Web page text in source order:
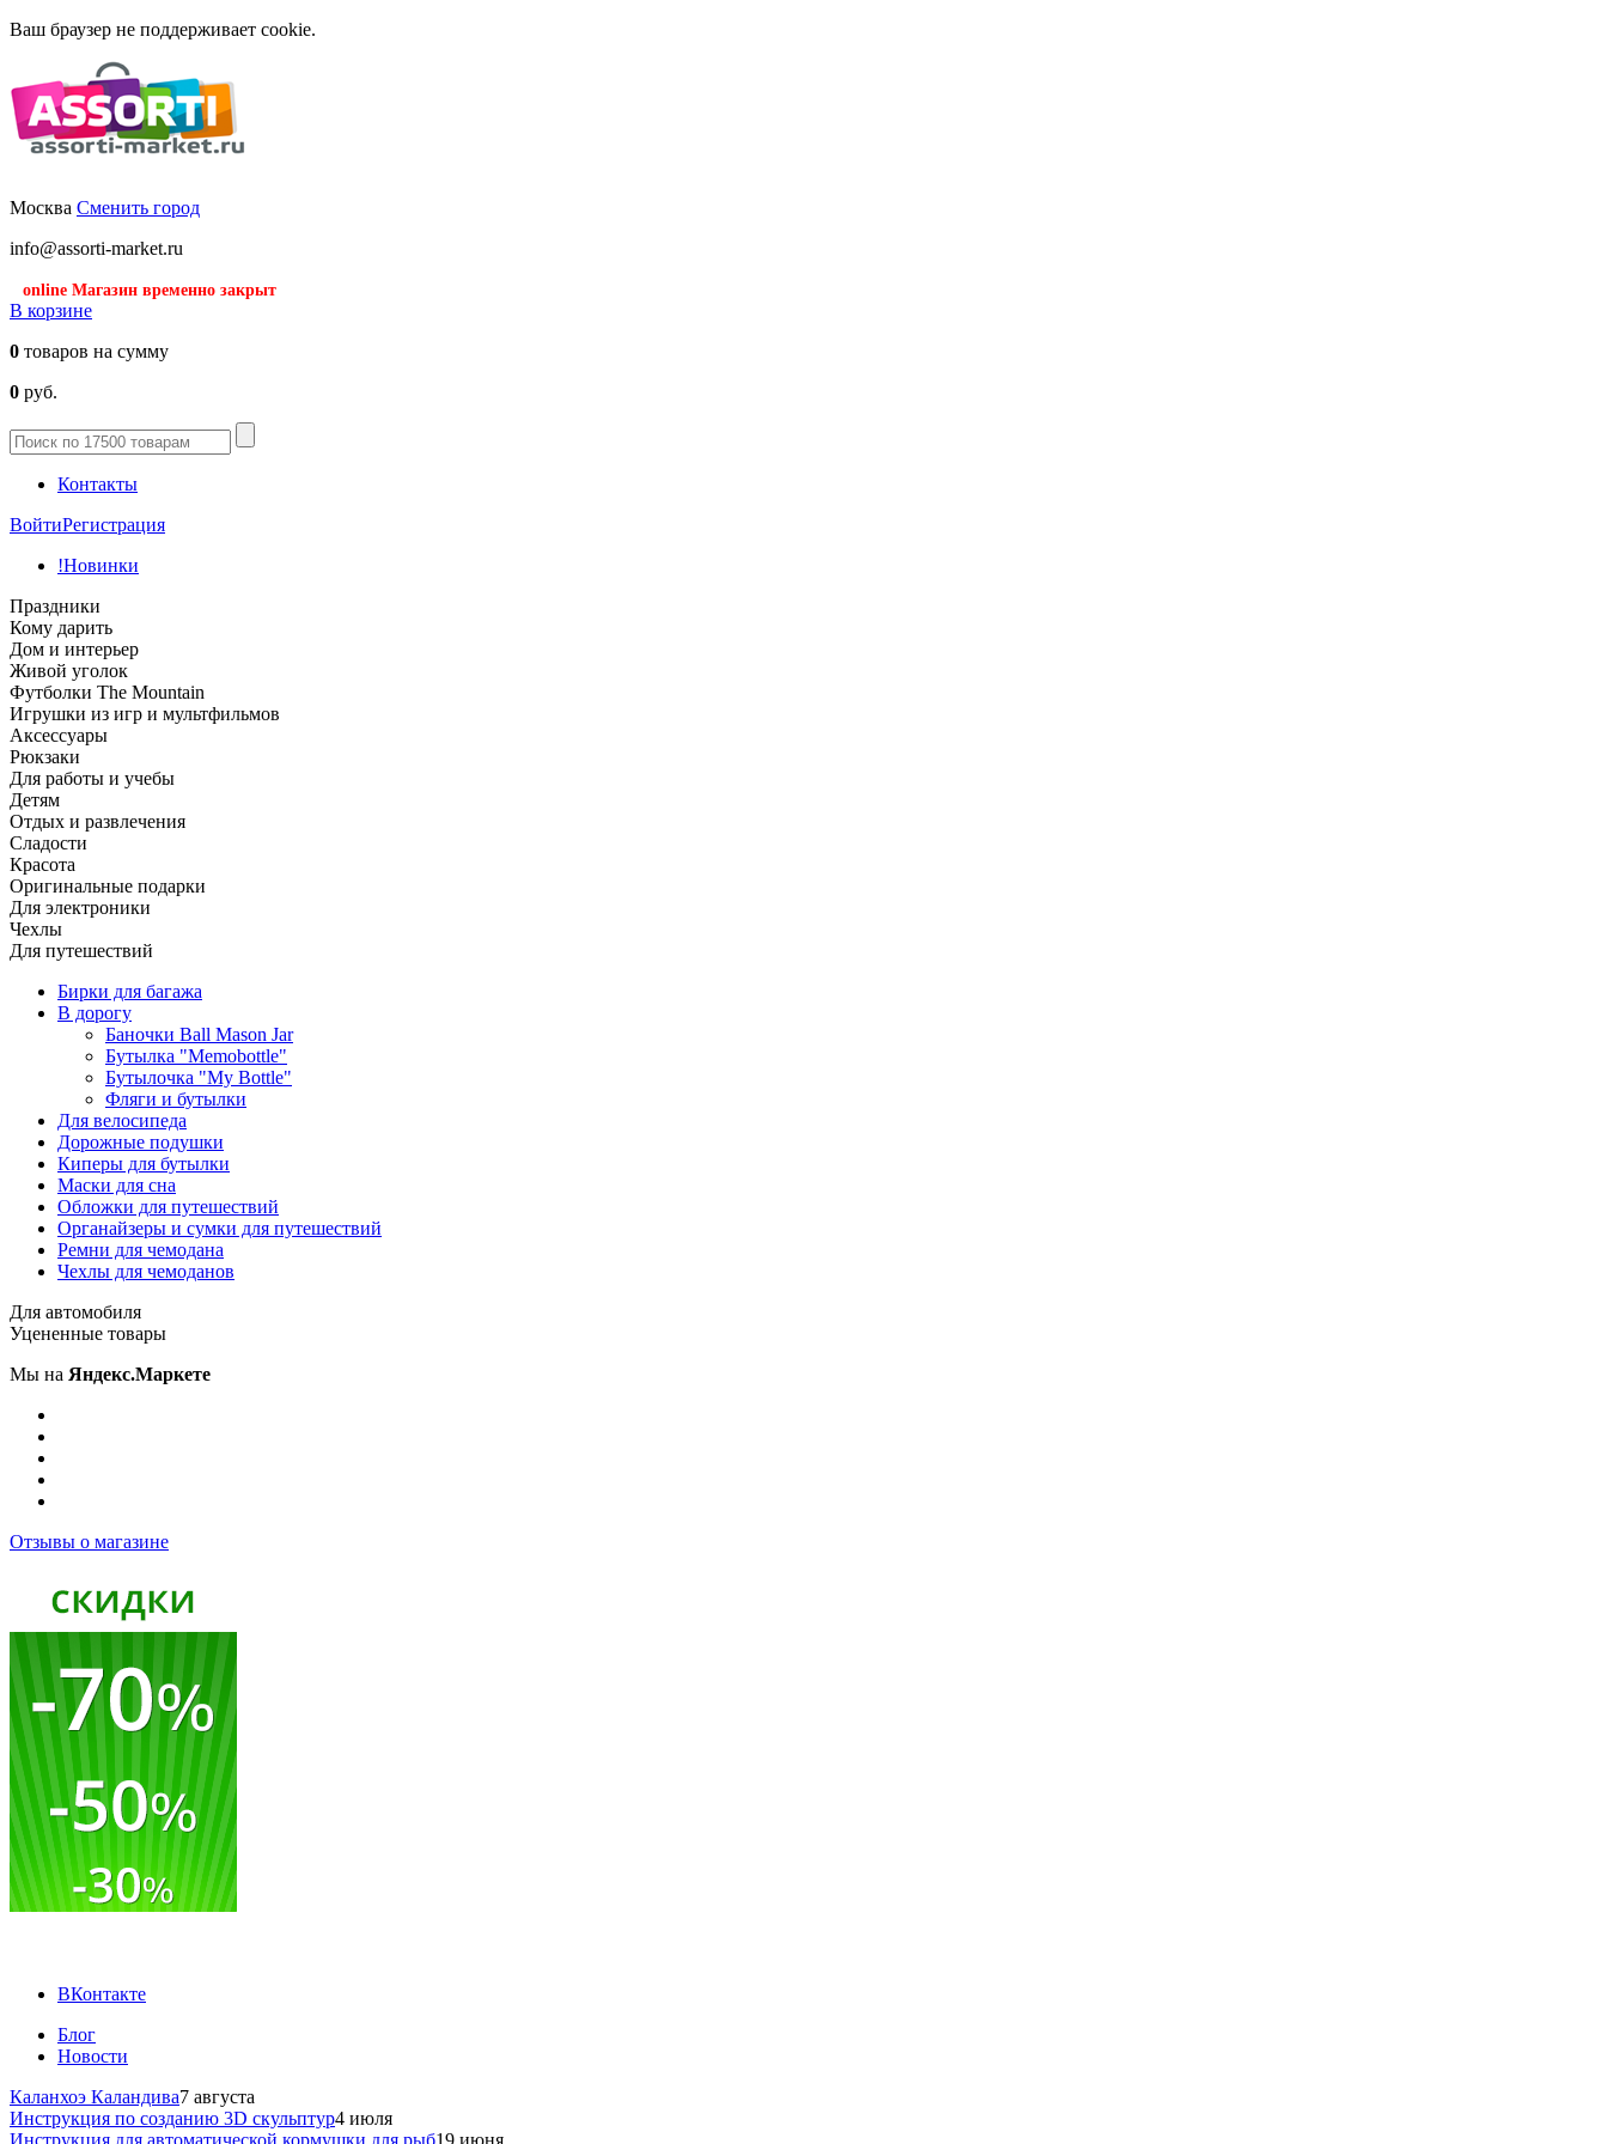
Ваш браузер не поддерживает cookie.
Москва Сменить город
info@assorti-market.ru
online Магазин временно закрыт
В корзине
0 товаров на сумму
0 руб.
Контакты
ВойтиРегистрация
!Новинки
Праздники
Кому дарить
Дом и интерьер
Живой уголок
Футболки The Mountain
Игрушки из игр и мультфильмов
Аксессуары
Рюкзаки
Для работы и учебы
Детям
Отдых и развлечения
Сладости
Красота
Оригинальные подарки
Для электроники
Чехлы
Для путешествий
Бирки для багажа
В дорогу
Баночки Ball Mason Jar
Бутылка "Memobottle"
Бутылочка "My Bottle"
Фляги и бутылки
Для велосипеда
Дорожные подушки
Киперы для бутылки
Маски для сна
Обложки для путешествий
Органайзеры и сумки для путешествий
Ремни для чемодана
Чехлы для чемоданов
Для автомобиля
Уцененные товары
Мы на Яндекс.Маркете
Отзывы о магазине
ВКонтакте
Блог
Новости
Каланхоэ Каландива7 августа
Инструкция по созданию 3D скульптур4 июля
Инструкция для автоматической кормушки для рыб19 июня